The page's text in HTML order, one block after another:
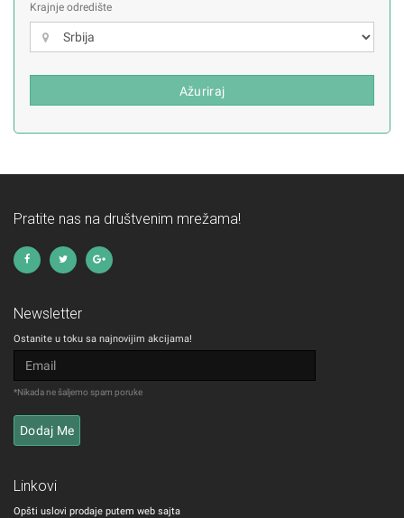
Krajnje odredište
Ažuriraj
Pratite nas na društvenim mrežama!
Newsletter
Ostanite u toku sa najnovijim akcijama!
*Nikada ne šaljemo spam poruke
Linkovi
Opšti uslovi prodaje putem web sajta